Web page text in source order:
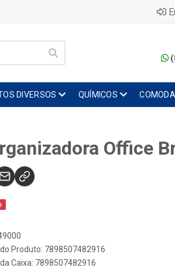
DIVERSOS QUÍMICOS
Office
Produto: 7898507482916
Caixa: 7898507482916